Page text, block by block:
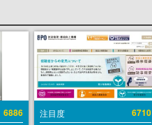
6886 注目度 6710